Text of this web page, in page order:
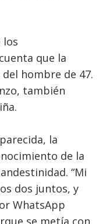
los
que la
hombre de 47.
también
la
de la
“Mi
dos juntos, y
WhatsApp
se metía con